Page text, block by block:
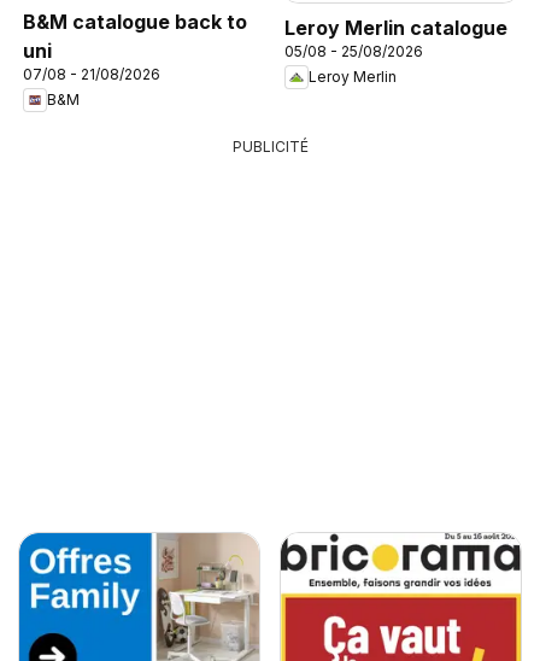
B&M catalogue back to
uni
07/08 - 21/08/2026
B&M
Leroy Merlin catalogue
05/08 - 25/08/2026
Leroy Merlin
PUBLICITÉ